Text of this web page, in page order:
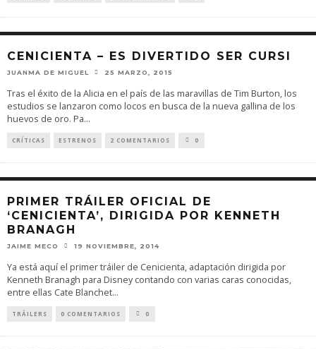
CENICIENTA – ES DIVERTIDO SER CURSI
JUANMA DE MIGUEL 25 MARZO, 2015
Tras el éxito de la Alicia en el país de las maravillas de Tim Burton, los
estudios se lanzaron como locos en busca de la nueva gallina de los
huevos de oro. Pa...
CRÍTICAS ESTRENOS 2 COMENTARIOS 0
PRIMER TRÁILER OFICIAL DE
‘CENICIENTA’, DIRIGIDA POR KENNETH
BRANAGH
JAIME MECO 19 NOVIEMBRE, 2014
Ya está aquí el primer tráiler de Cenicienta, adaptación dirigida por
Kenneth Branagh para Disney contando con varias caras conocidas,
entre ellas Cate Blanchet...
TRÁILERS 0 COMENTARIOS 0